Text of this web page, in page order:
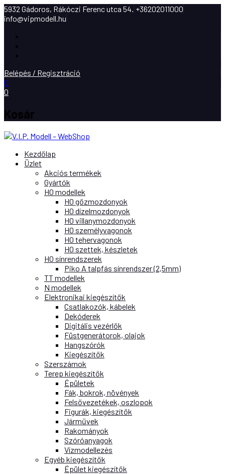
5932 Gádoros, Rákóczi Ferenc utca 54. +36202011000
info@vipmodell.hu
Belépés / Regisztráció
0
0
Kosár
Kezdőlap
Üzlet
Akciós termékek
Gyártók
H0 modellek
H0 gőzmozdonyok
H0 dízelmozdonyok
H0 villanymozdonyok
H0 személyvagonok
H0 tehervagonok
H0 szettek, készletek
H0 sínrendszerek
Piko A talpfás sínrendszer (2,5mm)
TT modellek
N modellek
Elektronikai kiegészítők
Csatlakozók, kábelek
Dekóderek
Digitális vezérlők
Füstgenerátorok, olajok
Hangszórók
Kiegészítők
Szerszámok
Terep kiegészítők
Épületek
Fák, bokrok, növények
Felsővezetékek, oszlopok
Figurák, kiegészítők
Járművek
Rakományok
Szóróanyagok
Vízmodellezés
Egyéb kiegészítők
Épület kiegészítők